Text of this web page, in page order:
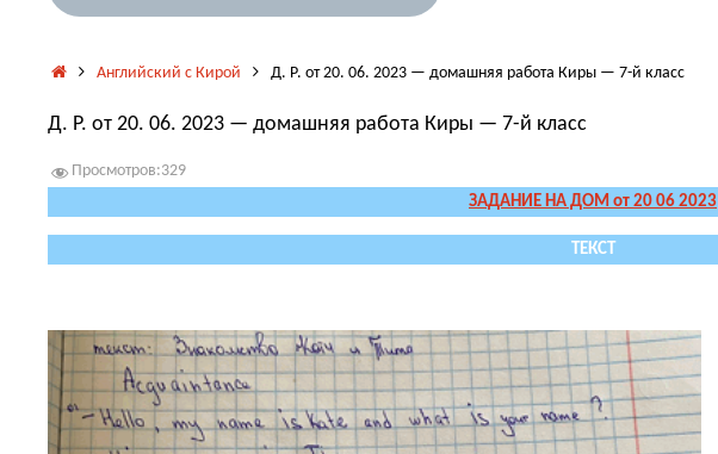
Главная
Английский с Кирой Д. Р. от 20. 06. 2023 — домашняя работа Киры — 7-й класс
Д. Р. от 20. 06. 2023 — домашняя работа Киры — 7-й класс
Просмотров:329
ЗАДАНИЕ НА ДОМ от 20 06 2023
ТЕКСТ